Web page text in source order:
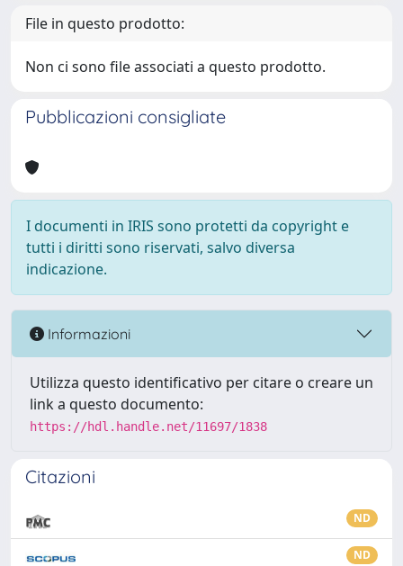
File in questo prodotto:
Non ci sono file associati a questo prodotto.
Pubblicazioni consigliate
I documenti in IRIS sono protetti da copyright e
tutti i diritti sono riservati, salvo diversa
indicazione.
Informazioni
Utilizza questo identificativo per citare o creare un
link a questo documento:
https://hdl.handle.net/11697/1838
Citazioni
ND
ND